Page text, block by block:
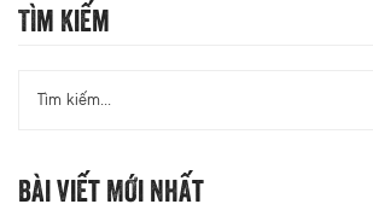
Tìm Kiếm
Bài Viết Mới Nhất